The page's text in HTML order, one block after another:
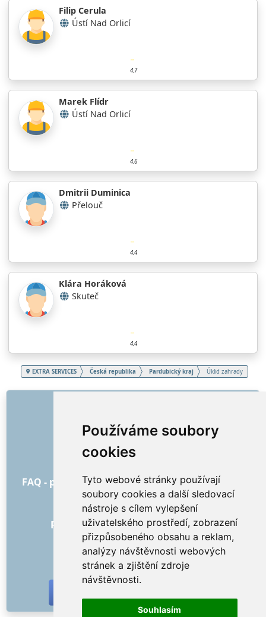
Používáme soubory
cookies
Tyto webové stránky používají
soubory cookies a další sledovací
nástroje s cílem vylepšení
uživatelského prostředí, zobrazení
přizpůsobeného obsahu a reklam,
analýzy návštěvnosti webových
stránek a zjištění zdroje
návštěvnosti.
Souhlasím
Filip Cerula
Ústí Nad Orlicí
4.7
Marek Flídr
Ústí Nad Orlicí
4.6
Dmitrii Duminica
Přelouč
4.4
Klára Horáková
Skuteč
4.4
EXTRA SERVICES Česká republika Pardubický kraj Úklid zahrady
O nás
Jak to všechno začalo
Ceník
FAQ - pro objednatele FAQ - pro poskytovatele
Reklama a marketing
Blog
Recenze objednávek s hodnocením
Kontakt
SOCIÁLNÍ SÍTĚ